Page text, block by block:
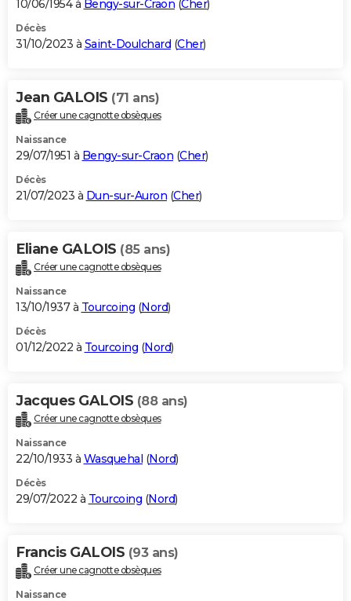
10/06/1954 à Bengy-sur-Craon (Cher)
Décès
31/10/2023 à Saint-Doulchard (Cher)
Jean GALOIS (71 ans)
Créer une cagnotte obsèques
Naissance
29/07/1951 à Bengy-sur-Craon (Cher)
Décès
21/07/2023 à Dun-sur-Auron (Cher)
Eliane GALOIS (85 ans)
Créer une cagnotte obsèques
Naissance
13/10/1937 à Tourcoing (Nord)
Décès
01/12/2022 à Tourcoing (Nord)
Jacques GALOIS (88 ans)
Créer une cagnotte obsèques
Naissance
22/10/1933 à Wasquehal (Nord)
Décès
29/07/2022 à Tourcoing (Nord)
Francis GALOIS (93 ans)
Créer une cagnotte obsèques
Naissance